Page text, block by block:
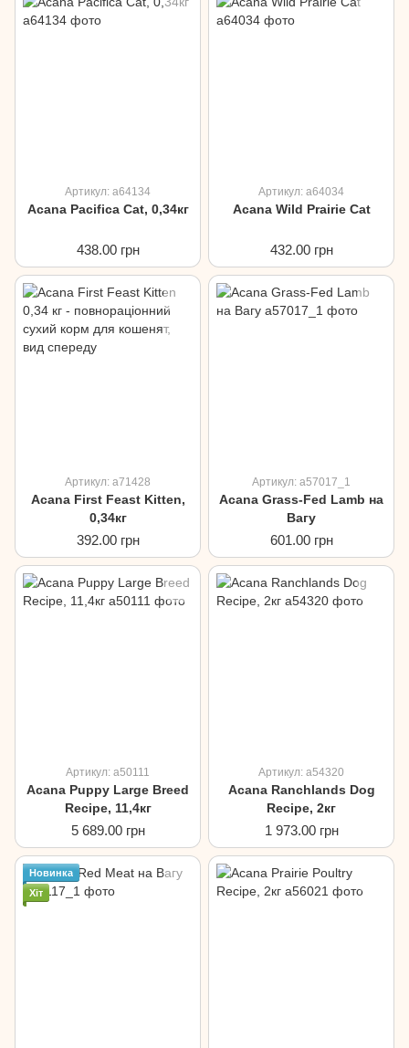
Артикул: a64134
Acana Pacifica Cat, 0,34кг
438.00 грн
Артикул: a64034
Acana Wild Prairie Cat
432.00 грн
Артикул: a71428
Acana First Feast Kitten,
0,34кг
392.00 грн
Артикул: a57017_1
Acana Grass-Fed Lamb на
Вагу
601.00 грн
Артикул: a50111
Acana Puppy Large Breed
Recipe, 11,4кг
5 689.00 грн
Артикул: a54320
Acana Ranchlands Dog
Recipe, 2кг
1 973.00 грн
Новинка
Хіт